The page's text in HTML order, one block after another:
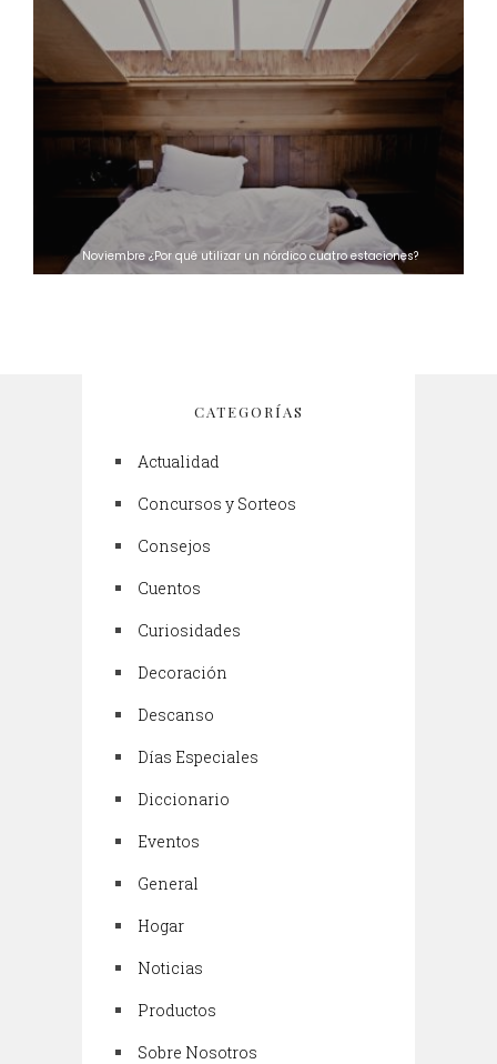
Noviembre ¿Por qué utilizar un nórdico cuatro estaciones?
CATEGORÍAS
Actualidad
Concursos y Sorteos
Consejos
Cuentos
Curiosidades
Decoración
Descanso
Días Especiales
Diccionario
Eventos
General
Hogar
Noticias
Productos
Sobre Nosotros